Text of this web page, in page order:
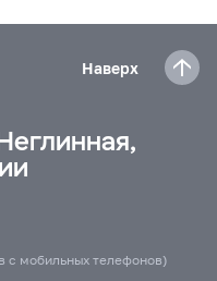
Наверх
с мобильных телефонов)